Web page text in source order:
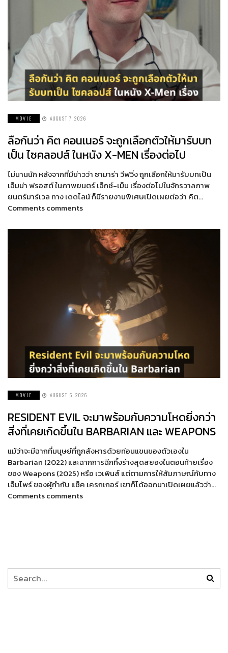
MOVIE AUGUST 7, 2026
ลือกันว่า คิต คอนเนอร์ จะถูกเลือกตัวให้มารับบท
เป็น ไซคลอปส์ ในหนัง X-MEN เรื่องต่อไป
ไม่นานนัก หลังจากที่มีข่าวว่า ซามาร่า วีฟวิ่ง ถูกเลือกให้มารับบทเป็น
เอ็มม่า ฟรอสต์ ในภาพยนตร์ เอ็กซ์-เม็น เรื่องต่อไปในจักรวาลภาพ
ยนตร์มาร์เวล ทาง เดดไลน์ ก็มีรายงานพิเศษเปิดเผยต่อว่า คิต…
Comments comments
MOVIE AUGUST 6, 2026
RESIDENT EVIL จะมาพร้อมกับความโหดยิ่งกว่า
สิ่งที่เคยเกิดขึ้นใน BARBARIAN และ WEAPONS
แม้ว่าจะมีฉากที่มนุษย์ที่ถูกสังหารด้วยท่อนแขนของตัวเองใน
Barbarian (2022) และฉากการฉีกทึ้งร่างสุดสยองในตอนท้ายเรื่อง
ของ Weapons (2025) หรือ เวเพินส์ แต่ตามการให้สัมภาษณ์กับทาง
เอ็มไพร์ ของผู้กำกับ แซ็ค เครกเกอร์ เขาก็ได้ออกมาเปิดเผยแล้วว่า…
Comments comments